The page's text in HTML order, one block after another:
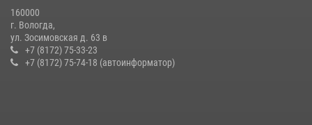
В ВОЛОГДЕ РОСГВАРДЕЙЦЫ ЗАДЕРЖАЛИ МУЖЧИНУ,
ОТКАЗЫВАВШЕГОСЯ ОСВОБОДИТЬ НОМЕР В ГОСТИНИЦЕ
24 июля 2026, 07:32
160000
г. Вологда,
ул. Зосимовская д. 63 в
+7 (8172) 75-33-23
+7 (8172) 75-74-18 (автоинформатор)